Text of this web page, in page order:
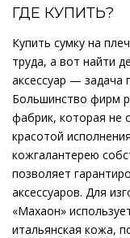
ГДЕ КУПИТЬ?
Купить сумку на
труда, а вот найти
аксессуар —
Большинство фирм
фабрик, которая не
красотой
кожгалантерею
позволяет
аксессуаров. Для
«Махаон»
итальянская кожа,